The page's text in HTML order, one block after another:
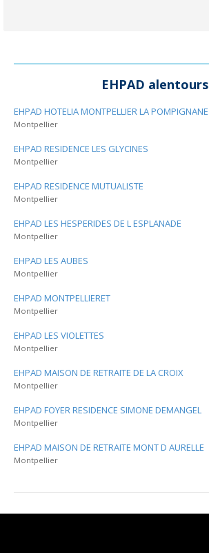
EHPAD alentours
EHPAD HOTELIA MONTPELLIER LA POMPIGNANE
Montpellier
EHPAD RESIDENCE LES GLYCINES
Montpellier
EHPAD RESIDENCE MUTUALISTE
Montpellier
EHPAD LES HESPERIDES DE L ESPLANADE
Montpellier
EHPAD LES AUBES
Montpellier
EHPAD MONTPELLIERET
Montpellier
EHPAD LES VIOLETTES
Montpellier
EHPAD MAISON DE RETRAITE DE LA CROIX
Montpellier
EHPAD FOYER RESIDENCE SIMONE DEMANGEL
Montpellier
EHPAD MAISON DE RETRAITE MONT D AURELLE
Montpellier